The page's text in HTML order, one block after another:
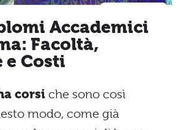
Accademici
Facoltà,
Costi
corsi che sono così
modo, come già